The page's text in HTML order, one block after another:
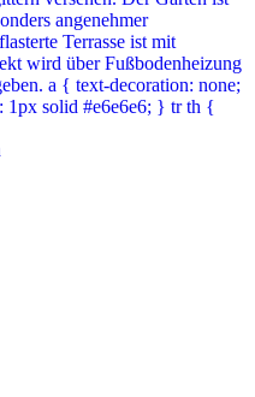
angenehmer
Terrasse ist mit
wird über Fußbodenheizung
a { text-decoration: none;
solid #e6e6e6; } tr th {